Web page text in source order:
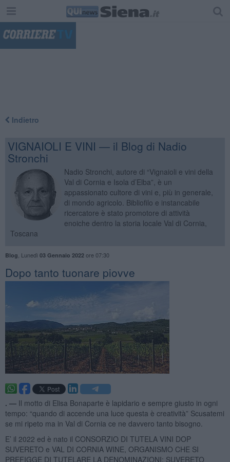
Indietro
VIGNAIOLI E VINI — il Blog di Nadio
Stronchi
Nadio Stronchi, autore di “Vignaioli e vini della
Val di Cornia e Isola d’Elba”, è un
appassionato cultore di vini e, più in generale,
di mondo agricolo. Bibliofilo e instancabile
ricercatore è stato promotore di attività
enoiche dentro la storia locale Val di Cornia,
Toscana
Blog Lunedì 03 Gennaio 2022ore 07:30
Dopo tanto tuonare piovve
. — Il motto di Elisa Bonaparte è lapidario e sempre giusto in ogni
tempo: “quando di accende una luce questa è creatività” Scusatemi
se mi ripeto ma in Val di Cornia ce ne davvero tanto bisogno.
E’ il 2022 ed è nato il CONSORZIO DI TUTELA VINI DOP
SUVERETO e VAL DI CORNIA WINE, ORGANISMO CHE SI
PREFIGGE DI TUTELARE LA DENOMINAZIONI: SUVERETO